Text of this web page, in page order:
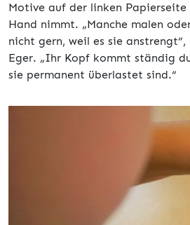
Motive auf der linken
Hand nimmt. „Manche malen
nicht gern, weil es sie
Eger. „Ihr Kopf kommt ständig
sie permanent überlastet sind.“